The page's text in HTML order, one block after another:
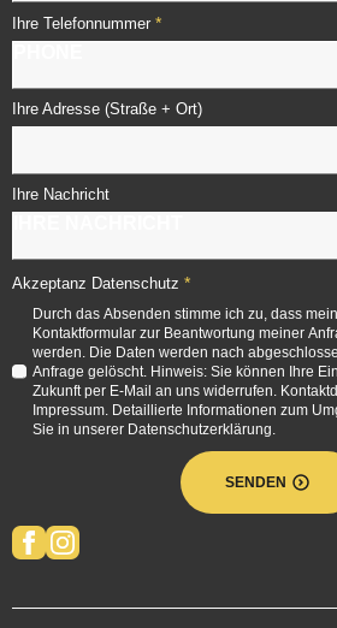
Ihre Telefonnummer *
Ihre Adresse (Straße + Ort)
Ihre Nachricht
Akzeptanz Datenschutz *
Durch das Absenden stimme ich zu, dass
Kontaktformular zur Beantwortung meiner
werden. Die Daten werden nach
Anfrage gelöscht. Hinweis: Sie können Ihre
Zukunft per E-Mail an uns widerrufen.
Impressum. Detaillierte Informationen zum
Sie in unserer Datenschutzerklärung.
SENDEN